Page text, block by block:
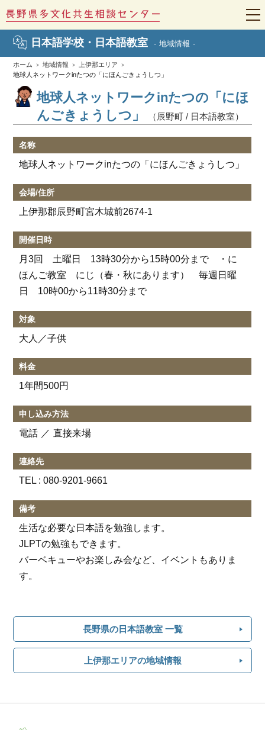
t
日本語学校・日本語教室 地域情報
ホーム 地域情報
上伊那エリア
地球人ネットワークinたつの「にほんごきょうしつ」
地球人ネットワークinたつの「にほ
んごきょうしつ」
（辰野町 / 日本語教室）
名称
地球人ネットワークinたつの「にほんごきょうしつ」
会場/住所
上伊那郡辰野町宮木城前2674-1
開催日時
月3回 土曜日 13時30分から15時00分まで ・に
ほんご教室 にじ（春・秋にあります） 毎週日曜
日 10時00から11時30分まで
対象
大人／子供
料金
1年間500円
申し込み方法
電話 直接来場
連絡先
TEL :080‐9201‐9661
備考
生活な必要な日本語を勉強します。
JLPTの勉強もできます。
バーベキューやお楽しみ会など、イベントもありま
す。
長野県の日本語教室 一覧
上伊那エリアの地域情報